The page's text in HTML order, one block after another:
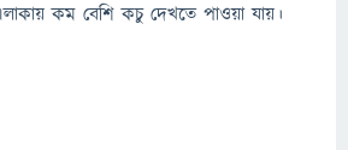
কম বেশি কচু দেখতে পাওয়া যায়।